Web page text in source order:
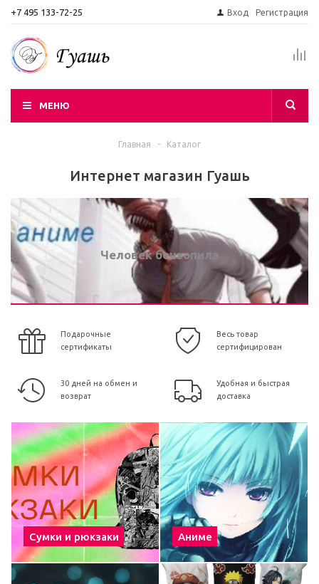
+7 495 133-72-25 Вход Регистрация
МЕНЮ
Главная - Каталог
Интернет магазин Гуашь
Человек бензопила
Подарочные
сертификаты
Весь товар
сертифицирован
30 дней на обмен и
возврат
Удобная и быстрая
доставка
Сумки и рюкзаки Аниме